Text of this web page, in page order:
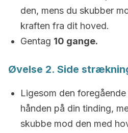
den, mens du skubber
kraften fra dit hoved.
Gentag 10 gange.
Øvelse 2. Side
Ligesom den
hånden på din tinding,
skubbe mod den med